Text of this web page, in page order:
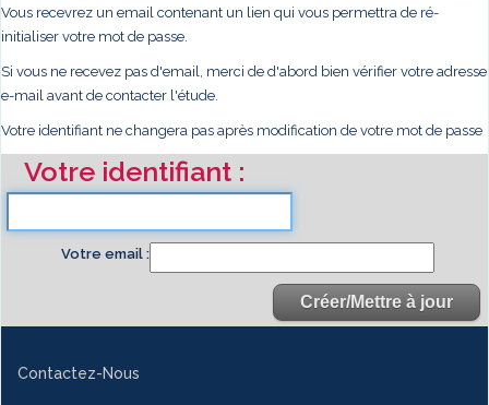
Vous recevrez un email contenant un lien qui vous permettra de ré-
initialiser votre mot de passe.
Si vous ne recevez pas d'email, merci de d'abord bien vérifier votre adresse
e-mail avant de contacter l'étude.
Votre identifiant ne changera pas après modification de votre mot de passe
Votre identifiant
Votre email
Contactez-Nous